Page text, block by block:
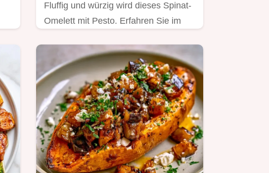
Fluffig und würzig wird dieses Spinat-
Omelett mit Pesto. Erfahren Sie im
klappt. Probieren Sie es direkt aus!